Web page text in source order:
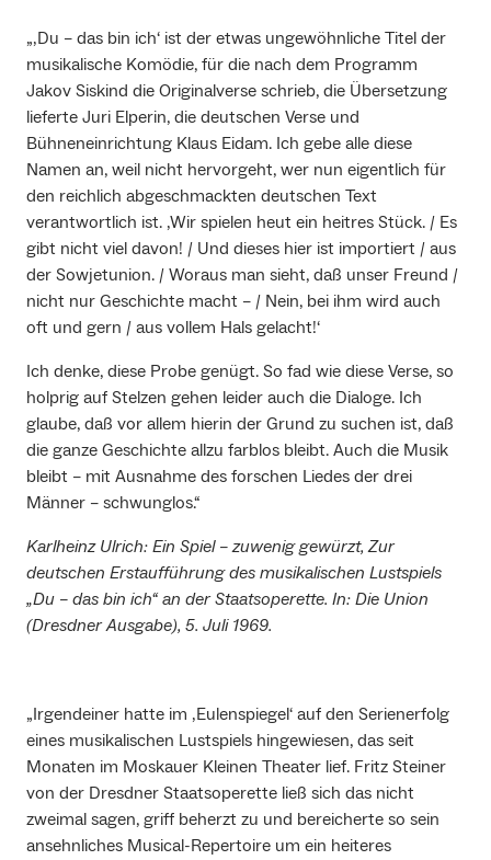
„‚Du – das bin ich‘ ist der etwas ungewöhnliche Titel der
musikalische Komödie, für die nach dem Programm
Jakov Siskind die Originalverse schrieb, die Übersetzung
lieferte Juri Elperin, die deutschen Verse und
Bühneneinrichtung Klaus Eidam. Ich gebe alle diese
Namen an, weil nicht hervorgeht, wer nun eigentlich für
den reichlich abgeschmackten deutschen Text
verantwortlich ist. ‚Wir spielen heut ein heitres Stück. / Es
gibt nicht viel davon! / Und dieses hier ist importiert / aus
der Sowjetunion. / Woraus man sieht, daß unser Freund /
nicht nur Geschichte macht – / Nein, bei ihm wird auch
oft und gern / aus vollem Hals gelacht!‘
Ich denke, diese Probe genügt. So fad wie diese Verse, so
holprig auf Stelzen gehen leider auch die Dialoge. Ich
glaube, daß vor allem hierin der Grund zu suchen ist, daß
die ganze Geschichte allzu farblos bleibt. Auch die Musik
bleibt – mit Ausnahme des forschen Liedes der drei
Männer – schwunglos.“
Karlheinz Ulrich: Ein Spiel – zuwenig gewürzt, Zur
deutschen Erstaufführung des musikalischen Lustspiels
„Du – das bin ich“ an der Staatsoperette. In: Die Union
(Dresdner Ausgabe), 5. Juli 1969.
„Irgendeiner hatte im ‚Eulenspiegel‘ auf den Serienerfolg
eines musikalischen Lustspiels hingewiesen, das seit
Monaten im Moskauer Kleinen Theater lief. Fritz Steiner
von der Dresdner Staatsoperette ließ sich das nicht
zweimal sagen, griff beherzt zu und bereicherte so sein
ansehnliches Musical-Repertoire um ein heiteres